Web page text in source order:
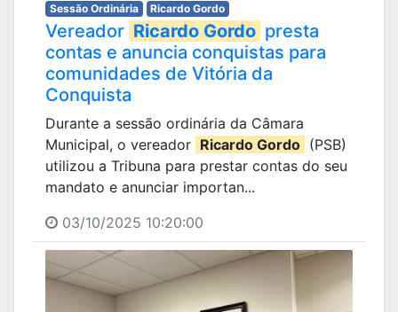
Sessão Ordinária
Ricardo Gordo
Vereador Ricardo Gordo presta
contas e anuncia conquistas para
comunidades de Vitória da
Conquista
Durante a sessão ordinária da Câmara
Municipal, o vereador Ricardo Gordo (PSB)
utilizou a Tribuna para prestar contas do seu
mandato e anunciar importan...
03/10/2025 10:20:00